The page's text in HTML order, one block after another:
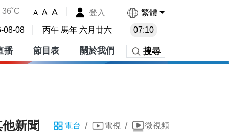
36˚C A A A 登入 繁體
08-08 丙午 馬年 六月廿六 07:10
播 節目表 關於我們 搜尋
新聞 電台 / 電視 / 微視頻